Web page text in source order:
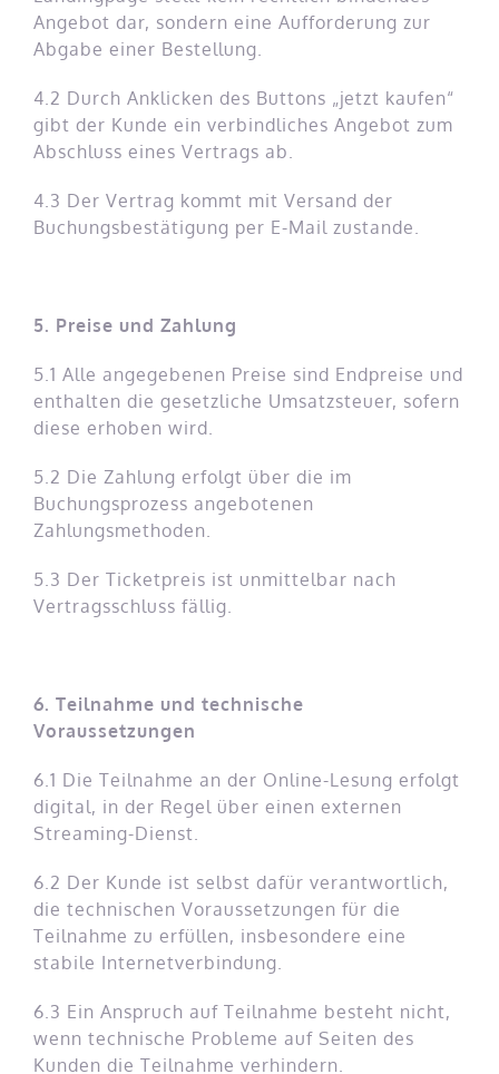
Angebot dar, sondern eine Aufforderung zur
Abgabe einer Bestellung.
4.2 Durch Anklicken des Buttons „jetzt kaufen“
gibt der Kunde ein verbindliches Angebot zum
Abschluss eines Vertrags ab.
4.3 Der Vertrag kommt mit Versand der
Buchungsbestätigung per E-Mail zustande.
5. Preise und Zahlung
5.1 Alle angegebenen Preise sind Endpreise und
enthalten die gesetzliche Umsatzsteuer, sofern
diese erhoben wird.
5.2 Die Zahlung erfolgt über die im
Buchungsprozess angebotenen
Zahlungsmethoden.
5.3 Der Ticketpreis ist unmittelbar nach
Vertragsschluss fällig.
6. Teilnahme und technische
Voraussetzungen
6.1 Die Teilnahme an der Online-Lesung erfolgt
digital, in der Regel über einen externen
Streaming-Dienst.
6.2 Der Kunde ist selbst dafür verantwortlich,
die technischen Voraussetzungen für die
Teilnahme zu erfüllen, insbesondere eine
stabile Internetverbindung.
6.3 Ein Anspruch auf Teilnahme besteht nicht,
wenn technische Probleme auf Seiten des
Kunden die Teilnahme verhindern.